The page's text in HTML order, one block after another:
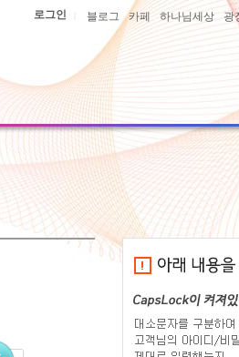
블로그 카페 하나님세상 광
로그인